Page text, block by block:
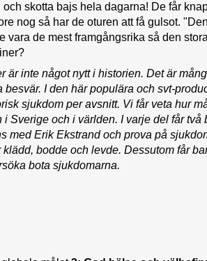
skotta bajs hela dagarna! De får
nog så har de oturen att få gulsot.
vara de mest framgångsrika så den
är inte något nytt i historien. Det är
besvär. I den här populära och svt-
sjukdom per avsnitt. Vi får veta hur
Sverige och i världen. I varje del får två
med Erik Ekstrand och prova på
bodde och levde. Dessutom får
bota sjukdomarna.